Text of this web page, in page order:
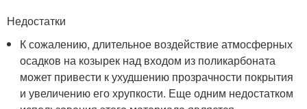
Недостатки
К сожалению, длительное воздействие атмосферных
осадков на козырек над входом из поликарбоната
может привести к ухудшению прозрачности покрытия
и увеличению его хрупкости. Еще одним недостатком